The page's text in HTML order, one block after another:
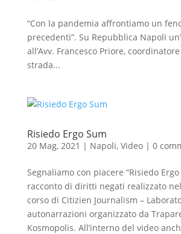
“Con la pandemia affrontiamo un
precedenti”. Su Repubblica Napoli
all’Avv. Francesco Priore,
strada...
Risiedo Ergo Sum
20 Mag, 2021 | Napoli, Video| 0
Segnaliamo con piacere “Risiedo Ergo
racconto di diritti negati realizzato
corso di Citizien Journalism –
autonarrazioni organizzato da
Kosmopolis. All’interno del video